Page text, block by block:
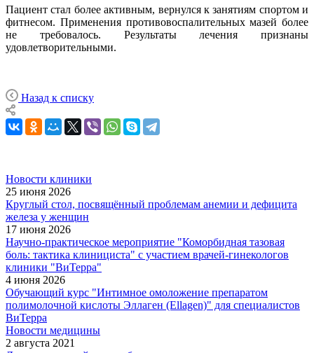
Пациент стал более активным, вернулся к занятиям спортом и
фитнесом. Применения противовоспалительных мазей более
не требовалось. Результаты лечения признаны
удовлетворительными.
Назад к списку
Новости клиники
25 июня 2026
Круглый стол, посвящённый проблемам анемии и дефицита
железа у женщин
17 июня 2026
Научно-практическое мероприятие "Коморбидная тазовая
боль: тактика клинициста" с участием врачей-гинекологов
клиники "ВиТерра"
4 июня 2026
Обучающий курс "Интимное омоложение препаратом
полимолочной кислоты Эллаген (Ellagen)" для специалистов
ВиТерра
Новости медицины
2 августа 2021